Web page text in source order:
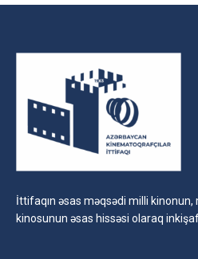
İttifaqın əsas məqsədi milli
kinosunun əsas hissəsi olaraq